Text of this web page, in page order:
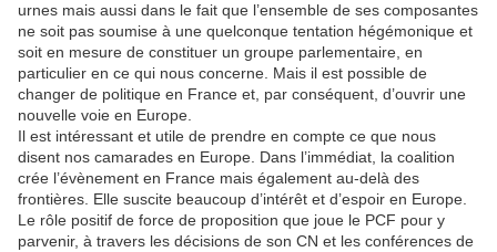
urnes mais aussi dans le fait que l’ensemble de ses composantes
ne soit pas soumise à une quelconque tentation hégémonique et
soit en mesure de constituer un groupe parlementaire, en
particulier en ce qui nous concerne. Mais il est possible de
changer de politique en France et, par conséquent, d’ouvrir une
nouvelle voie en Europe.
Il est intéressant et utile de prendre en compte ce que nous
disent nos camarades en Europe. Dans l’immédiat, la coalition
crée l’évènement en France mais également au-delà des
frontières. Elle suscite beaucoup d’intérêt et d’espoir en Europe.
Le rôle positif de force de proposition que joue le PCF pour y
parvenir, à travers les décisions de son CN et les conférences de